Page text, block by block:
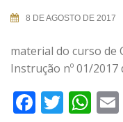
8 DE AGOSTO DE 2017
material do curso
Instrução nº 01/2017
Facebook
Twitter